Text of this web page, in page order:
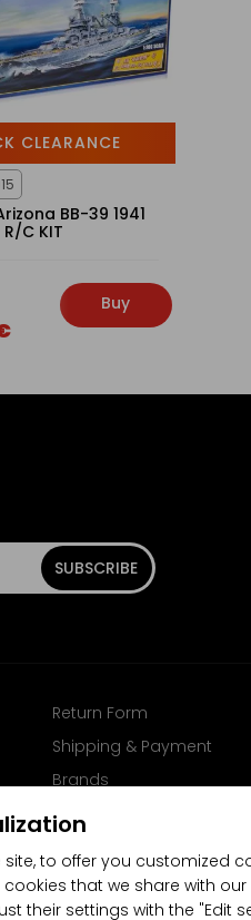
CLEARANCE
BB-39 1941
C KIT
Buy
SUBSCRIBE
Return Form
Shipping & Payment
Brands
Follow us on Facebook
to offer you customized
that we share with
their settings with the "Edit